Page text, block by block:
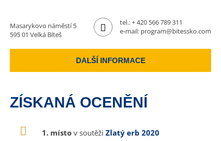
Masarykovo náměstí 5
595 01 Velká Bíteš
tel.:+ 420 566 789 311
e-mail: program@bitessko.com
DALŠÍ INFORMACE
ZÍSKANÁ OCENĚNÍ
1. místo v soutěži Zlatý erb 2020